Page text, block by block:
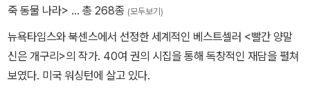
죽 동물 나라> … 총 268종 (모두보기)
뉴욕타임스와 북센스에서 선정한 세계적인 베스트셀러 <빨간 양말
신은 개구리>의 작가. 40여 권의 시집을 통해 독창적인 재담을 펼쳐
보였다. 미국 워싱턴에 살고 있다.